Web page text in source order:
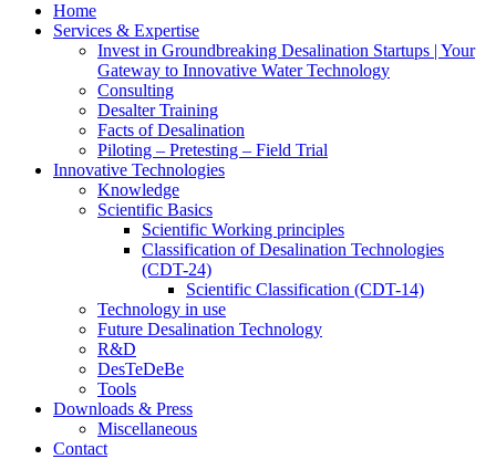
Home
Services & Expertise
Invest in Groundbreaking Desalination Startups | Your
Gateway to Innovative Water Technology
Consulting
Desalter Training
Facts of Desalination
Piloting – Pretesting – Field Trial
Innovative Technologies
Knowledge
Scientific Basics
Scientific Working principles
Classification of Desalination Technologies
(CDT-24)
Scientific Classification (CDT-14)
Technology in use
Future Desalination Technology
R&D
DesTeDeBe
Tools
Downloads & Press
Miscellaneous
Contact